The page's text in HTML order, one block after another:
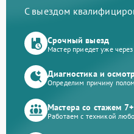
С выездом
Срочный выезд
Мастер приедет уже
Диагностика и
Определим причину
Мастера со стажем
Работаем с техникой